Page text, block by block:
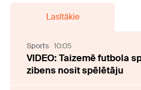
Lasītākie
Sports 10:05
VIDEO: Taizemē futbola
zibens nosit spēlētāju